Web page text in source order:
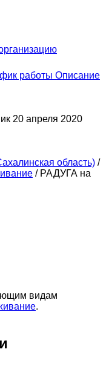
работы Описание
20 апреля 2020
область) /
/ РАДУГА на
видам
.